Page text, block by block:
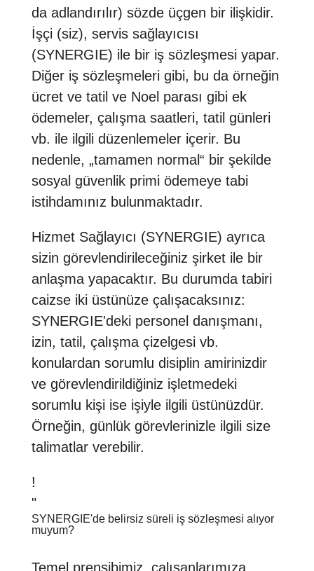
da adlandırılır) sözde üçgen bir ilişkidir.
İşçi (siz), servis sağlayıcısı
(SYNERGIE) ile bir iş sözleşmesi yapar.
Diğer iş sözleşmeleri gibi, bu da örneğin
ücret ve tatil ve Noel parası gibi ek
ödemeler, çalışma saatleri, tatil günleri
vb. ile ilgili düzenlemeler içerir. Bu
nedenle, „tamamen normal“ bir şekilde
sosyal güvenlik primi ödemeye tabi
istihdamınız bulunmaktadır.
Hizmet Sağlayıcı (SYNERGIE) ayrıca
sizin görevlendirileceğiniz şirket ile bir
anlaşma yapacaktır. Bu durumda tabiri
caizse iki üstünüze çalışacaksınız:
SYNERGIE'deki personel danışmanı,
izin, tatil, çalışma çizelgesi vb.
konulardan sorumlu disiplin amirinizdir
ve görevlendirildiğiniz işletmedeki
sorumlu kişi ise işiyle ilgili üstünüzdür.
Örneğin, günlük görevlerinizle ilgili size
talimatlar verebilir.
!
"
SYNERGIE'de belirsiz süreli iş sözleşmesi alıyor
muyum?
Temel prensibimiz, çalışanlarımıza